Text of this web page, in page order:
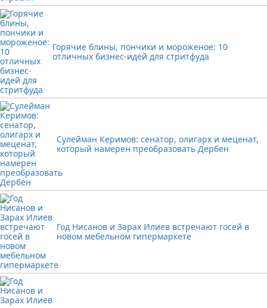
Горячие блины, пончики и мороженое: 10
отличных бизнес-идей для стритфуда
Сулейман Керимов: сенатор, олигарх и меценат,
который намерен преобразовать Дербен
Год Нисанов и Зарах Илиев встречают госей в
новом мебельном гипермаркете